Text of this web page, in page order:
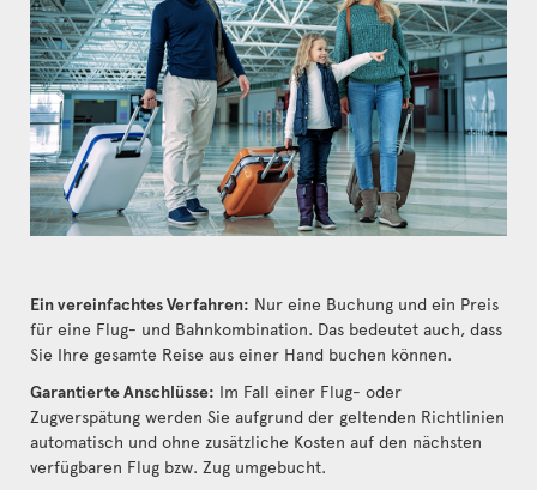
Ein vereinfachtes Verfahren: Nur eine Buchung und ein Preis
für eine Flug- und Bahnkombination. Das bedeutet auch, dass
Sie Ihre gesamte Reise aus einer Hand buchen können.
Garantierte Anschlüsse: Im Fall einer Flug- oder
Zugverspätung werden Sie aufgrund der geltenden Richtlinien
automatisch und ohne zusätzliche Kosten auf den nächsten
verfügbaren Flug bzw. Zug umgebucht.